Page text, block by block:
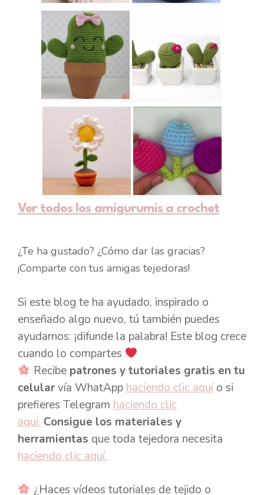
Ver todos los amigurumis a crochet
¿Te ha gustado? ¿Cómo dar las gracias?
¡Comparte con tus amigas tejedoras!
Si este blog te ha ayudado, inspirado o
enseñado algo nuevo, tú también puedes
ayudarnos: ¡difunde la palabra! Este blog crece
cuando lo compartes
Recibe patrones y tutoriales gratis en tu
celularvía WhatApp haciendo clic aquío si
prefieres Telegram haciendo clic
aquí. Consigue los materiales y
herramientas que toda tejedora necesita
haciendo clic aquí.
¿Haces vídeos tutoriales de tejido o